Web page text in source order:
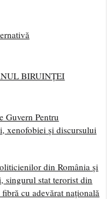
BIRUINȚEI
Guvern Pentru
xenofobiei și discursului
din România și
singurul stat terorist din
cu adevărat națională